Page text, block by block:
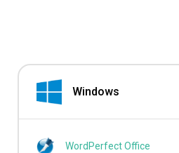
Windows
WordPerfect Office